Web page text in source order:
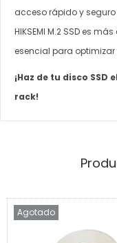
acceso rápido y
HIKSEMI M.2 SSD es
esencial para
¡Haz de tu disco
rack!
Agotado